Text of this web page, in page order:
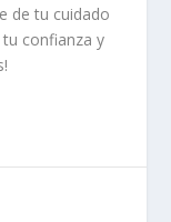
de tu cuidado
confianza y